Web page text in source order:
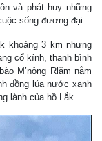
và phát huy những
sống đương đại.
khoảng 3 km nhưng
cổ kính, thanh bình
M’nông Rlăm nằm
đồng lúa nước xanh
lành của hồ Lắk.